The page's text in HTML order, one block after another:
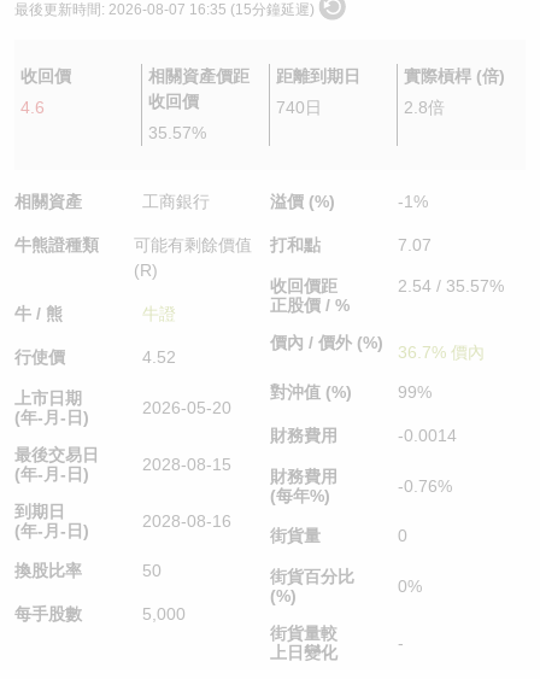
最後更新時間: 2026-08-07 16:35 (15分鐘延遲)
收回價
4.6
相關資產價距
收回價
35.57%
距離到期日
740日
實際槓桿 (倍)
2.8倍
相關資產 工商銀行
牛熊證種類
可能有剩餘價值
(R)
牛 / 熊 牛證
行使價 4.52
上市日期
(年-月-日)
2026-05-20
最後交易日
(年-月-日)
2028-08-15
到期日
(年-月-日)
2028-08-16
換股比率 50
每手股數 5,000
溢價 (%) -1%
打和點 7.07
收回價距
正股價 / %
2.54 / 35.57%
價內 / 價外 (%) 36.7% 價內
對沖值 (%) 99%
財務費用 -0.0014
財務費用
(每年%)
-0.76%
街貨量 0
街貨百分比
(%)
0%
街貨量較
上日變化
-
牛熊證文件及公告